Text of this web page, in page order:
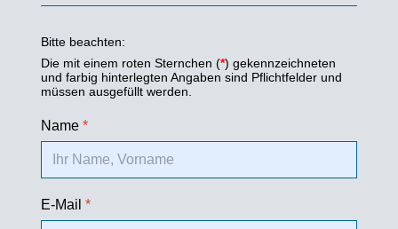
Bitte beachten:
Die mit einem roten Sternchen (*) gekennzeichneten
und farbig hinterlegten Angaben sind Pflichtfelder und
müssen ausgefüllt werden.
Name*
E-Mail*